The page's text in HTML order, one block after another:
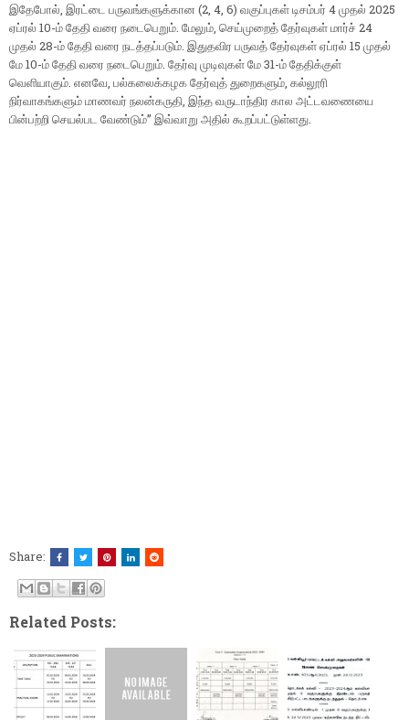
இதேபோல், இரட்டை பருவங்களுக்கான (2, 4, 6) வகுப்புகள் டிசம்பர் 4 முதல் 2025
ஏப்ரல் 10-ம் தேதி வரை நடைபெறும். மேலும், செய்முறைத் தேர்வுகள் மார்ச் 24
முதல் 28-ம் தேதி வரை நடத்தப்படும். இதுதவிர பருவத் தேர்வுகள் ஏப்ரல் 15 முதல்
மே 10-ம் தேதி வரை நடைபெறும். தேர்வு முடிவுகள் மே 31-ம் தேதிக்குள்
வெளியாகும். எனவே, பல்கலைக்கழக தேர்வுத் துறைகளும், கல்லூரி
நிர்வாகங்களும் மாணவர் நலன்கருதி, இந்த வருடாந்திர கால அட்டவணையை
பின்பற்றி செயல்பட வேண்டும்” இவ்வாறு அதில் கூறப்பட்டுள்ளது.
Share:
Related Posts: